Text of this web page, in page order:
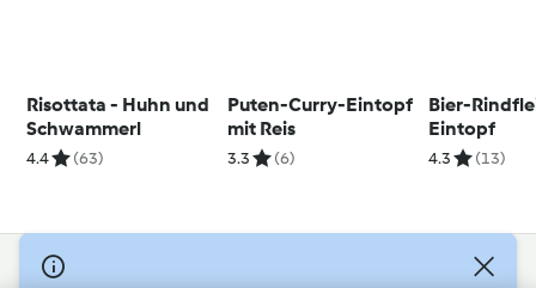
Risottata - Huhn und
Schwammerl
4.4 (63)
Puten-Curry-Eintopf
mit Reis
3.3 (6)
Bier-
Eintopf
4.3 (13)
© Copyright 2026